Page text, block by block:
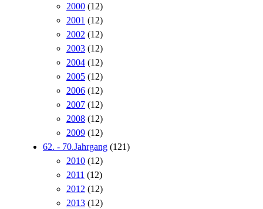
2000 (12)
2001 (12)
2002 (12)
2003 (12)
2004 (12)
2005 (12)
2006 (12)
2007 (12)
2008 (12)
2009 (12)
62. - 70.Jahrgang (121)
2010 (12)
2011 (12)
2012 (12)
2013 (12)